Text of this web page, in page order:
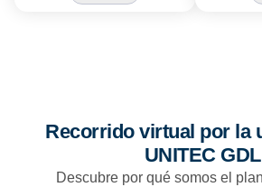
Recorrido virtual por la
UNITEC GDL
Descubre por qué somos el